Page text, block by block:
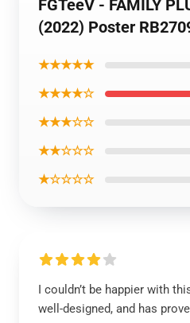
FGTeeV - FAMILY
(2022) Poster
★★★★★
★★★★☆
★★★☆☆
★★☆☆☆
★☆☆☆☆
I couldn’t be happier with
well-designed, and has